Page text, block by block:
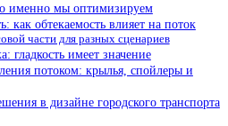
именно мы оптимизируем
как обтекаемость влияет на поток
части для разных сценариев
гладкость имеет значение
потоком: крылья, спойлеры и
в дизайне городского транспорта